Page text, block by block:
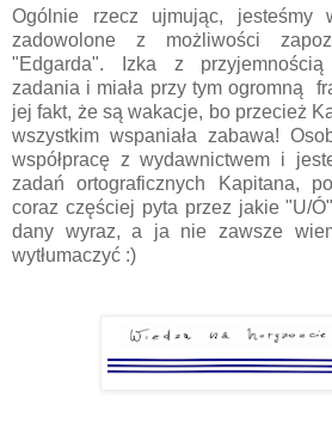
Ogólnie rzecz ujmując, jesteśmy
zadowolone z możliwości
"Edgarda". Izka z przyjemnością
zadania i miała przy tym ogromną
jej fakt, że są wakacje, bo przecież
wszystkim wspaniała zabawa!
współpracę z wydawnictwem i
zadań ortograficznych Kapitana,
coraz częściej pyta przez jakie "U/
dany wyraz, a ja nie zawsze
wytłumaczyć :)